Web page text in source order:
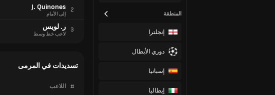
المنطقة
إنجلترا
دوري الأبطال
إسبانيا
إيطاليا
2
J. Quinones
إلى الأمام
3 ر. لويس
لاعب خط وسط
تسديدات في المرمى
# اللاعب